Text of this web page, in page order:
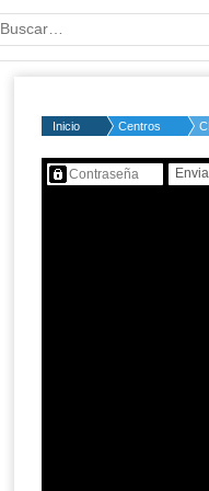
Palabra o frase:
Inicio Centros
Contenido protegido…